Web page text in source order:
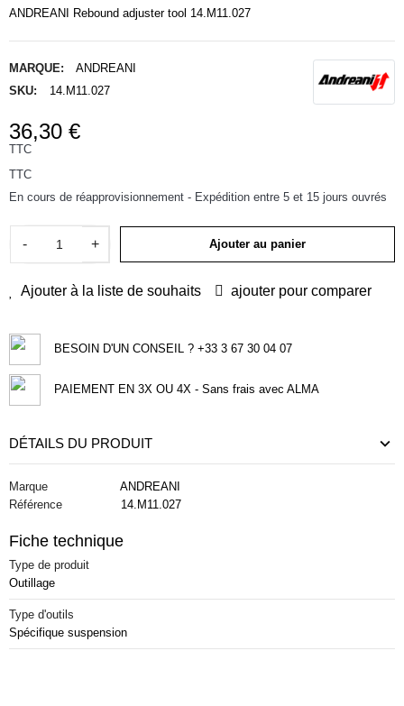
ANDREANI Rebound adjuster tool 14.M11.027
MARQUE:
ANDREANI
SKU:
14.M11.027
36,30 €
TTC
TTC
En cours de réapprovisionnement - Expédition entre 5 et 15 jours ouvrés
- + Ajouter au panier
Ajouter à la liste de souhaits ajouter pour comparer
BESOIN D'UN CONSEIL ? +33 3 67 30 04 07
PAIEMENT EN 3X OU 4X - Sans frais avec ALMA
DÉTAILS DU PRODUIT
Marque
ANDREANI
Référence
14.M11.027
Fiche technique
Type de produit
Outillage
Type d'outils
Spécifique suspension